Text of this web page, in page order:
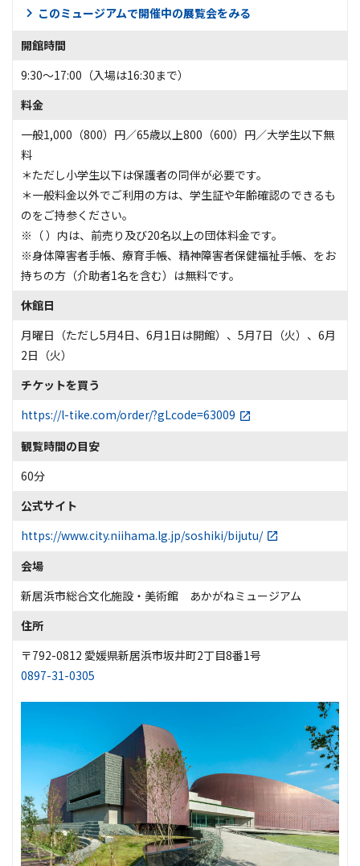
このミュージアムで開催中の展覧会をみる
開館時間
9:30～17:00（入場は16:30まで）
料金
一般1,000（800）円／65歳以上800（600）円／大学生以下無
料
＊ただし小学生以下は保護者の同伴が必要です。
＊一般料金以外でご利用の方は、学生証や年齢確認のできるも
のをご持参ください。
※（ ）内は、前売り及び20名以上の団体料金です。
※身体障害者手帳、療育手帳、精神障害者保健福祉手帳、をお
持ちの方（介助者1名を含む）は無料です。
休館日
月曜日（ただし5月4日、6月1日は開館）、5月7日（火）、6月
2日（火）
チケットを買う
https://l-tike.com/order/?gLcode=63009
観覧時間の目安
60分
公式サイト
https://www.city.niihama.lg.jp/soshiki/bijutu/
会場
新居浜市総合文化施設・美術館 あかがねミュージアム
住所
〒792-0812 愛媛県新居浜市坂井町2丁目8番1号
0897-31-0305